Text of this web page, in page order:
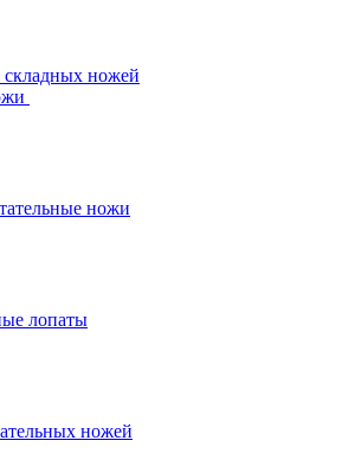
ножей
ножи
лопаты
ножей